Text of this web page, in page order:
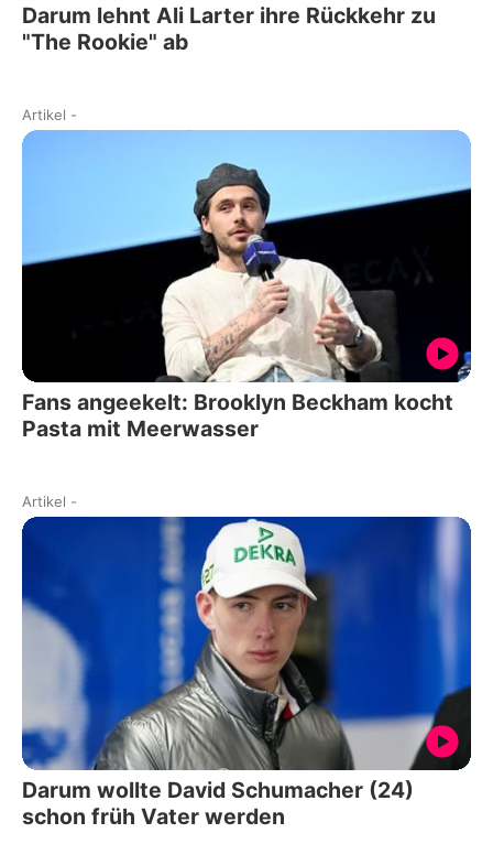
Darum lehnt Ali Larter ihre Rückkehr zu
"The Rookie" ab
Artikel -
Fans angeekelt: Brooklyn Beckham kocht
Pasta mit Meerwasser
Artikel -
Darum wollte David Schumacher (24)
schon früh Vater werden